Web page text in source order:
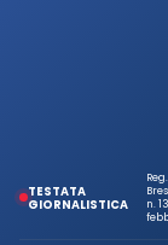
TESTATA
GIORNALISTICA
n.